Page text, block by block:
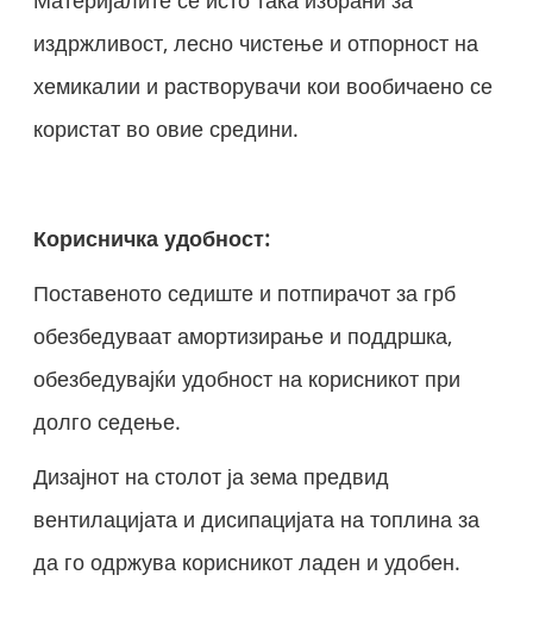
издржливост, лесно чистење и отпорност на
хемикалии и растворувачи кои вообичаено се
користат во овие средини.
Корисничка удобност:
Поставеното седиште и потпирачот за грб
обезбедуваат амортизирање и поддршка,
обезбедувајќи удобност на корисникот при
долго седење.
Дизајнот на столот ја зема предвид
вентилацијата и дисипацијата на топлина за
да го одржува корисникот ладен и удобен.